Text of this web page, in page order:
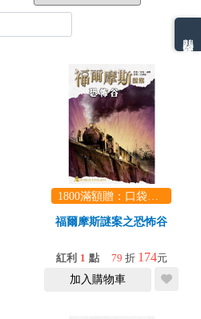
1800滿額贈：口袋玩具一份（隨機出貨） (summer read)
福爾摩斯謎案之恐怖谷
紅利 1 點 79 折 174元
加入購物車